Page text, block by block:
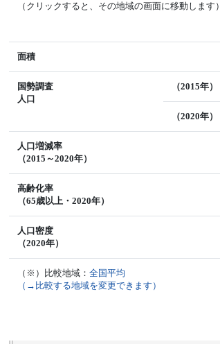
（クリックすると、その地域の画面に移動します）
面積
国勢調査
人口
（2015年）
（2020年）
人口増減率
（2015～2020年）
高齢化率
（65歳以上・2020年）
人口密度
（2020年）
（※）比較地域：全国平均
（→比較する地域を変更できます）